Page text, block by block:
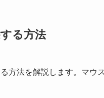
る方法
方法を解説します。マウ